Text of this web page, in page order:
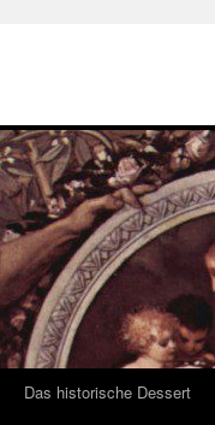
Das historische Dessert